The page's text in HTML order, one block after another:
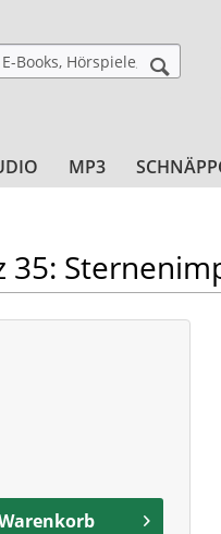
MP3
35: